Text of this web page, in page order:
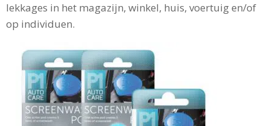
lekkages in het magazijn, winkel, huis, voertuig en/of
op individuen.